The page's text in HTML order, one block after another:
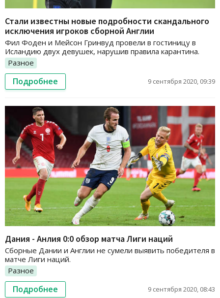
Стали известны новые подробности скандального
исключения игроков сборной Англии
Фил Фоден и Мейсон Гринвуд провели в гостиницу в
Исландию двух девушек, нарушив правила карантина.
Разное
Подробнее 9 сентября 2020, 09:39
Дания - Анлия 0:0 обзор матча Лиги наций
Сборные Дании и Англии не сумели выявить победителя в
матче Лиги наций.
Разное
Подробнее 9 сентября 2020, 08:43